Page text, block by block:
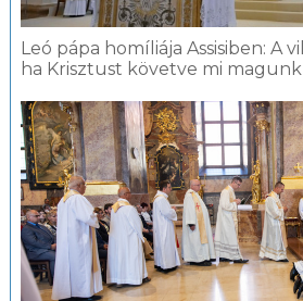
Leó pápa homíliája Assisiben: A
ha Krisztust követve mi